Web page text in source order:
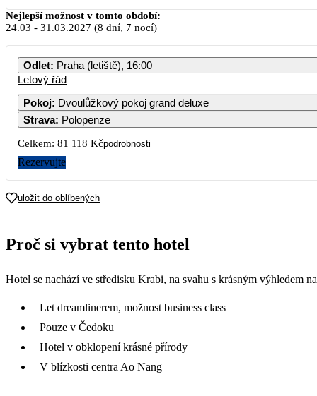
Nejlepší možnost v tomto období:
24.03 - 31.03.2027 (8 dní, 7 nocí)
Odlet: Praha (letiště), 16:00
Letový řád
Pokoj: Dvoulůžkový pokoj grand deluxe
Strava: Polopenze
Celkem: 81 118 Kčpodrobnosti
Rezervujte
uložit do oblíbených
Proč si vybrat tento hotel
Hotel se nachází ve středisku Krabi, na svahu s krásným výhledem
Let dreamlinerem, možnost business class
Pouze v Čedoku
Hotel v obklopení krásné přírody
V blízkosti centra Ao Nang